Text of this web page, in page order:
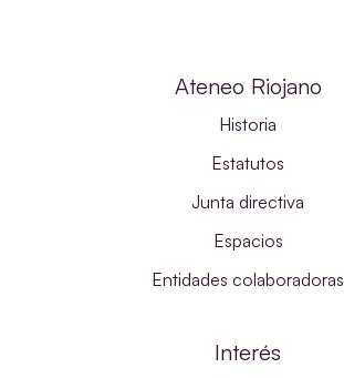
Ateneo Riojano
Historia
Estatutos
Junta directiva
Espacios
Entidades colaboradoras
Interés